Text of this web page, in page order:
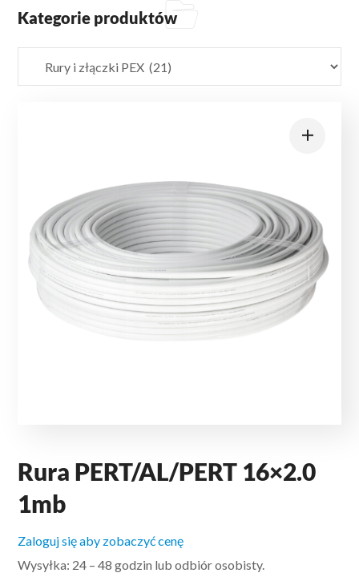
Rura PERT/AL/PERT 16×2.0
1mb
Zaloguj się aby zobaczyć cenę
Wysyłka: 24 – 48 godzin lub odbiór osobisty.
Kategorie produktów